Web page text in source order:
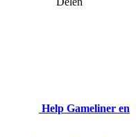
Help Gameliner en